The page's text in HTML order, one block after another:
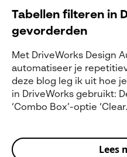
Tabellen filteren in
gevorderden
Met DriveWorks Design
automatiseer je
deze blog leg ik uit hoe
in DriveWorks gebruikt:
‘Combo Box’-optie
Lees